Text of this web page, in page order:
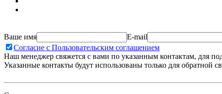
Ваше имя E-mail
Согласие с Пользовательским соглашением
Наш менеджер свяжется с вами по указанным контактам, для
Указанные контакты будут использованы только для обратной